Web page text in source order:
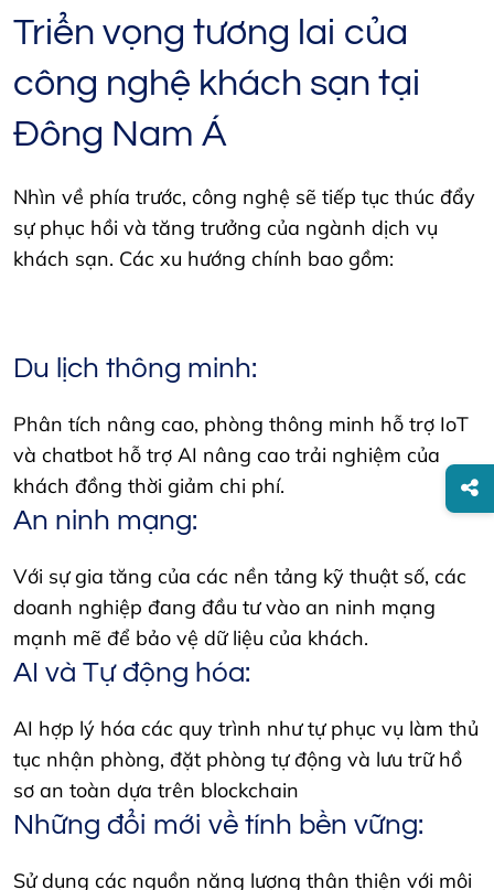
Triển vọng tương lai của
công nghệ khách sạn tại
Đông Nam Á
Nhìn về phía trước, công nghệ sẽ tiếp tục thúc đẩy
sự phục hồi và tăng trưởng của ngành dịch vụ
khách sạn. Các xu hướng chính bao gồm:
Du lịch thông minh:
Phân tích nâng cao, phòng thông minh hỗ trợ IoT
và chatbot hỗ trợ AI nâng cao trải nghiệm của
khách đồng thời giảm chi phí.
An ninh mạng:
Với sự gia tăng của các nền tảng kỹ thuật số, các
doanh nghiệp đang đầu tư vào an ninh mạng
mạnh mẽ để bảo vệ dữ liệu của khách.
AI và Tự động hóa:
AI hợp lý hóa các quy trình như tự phục vụ làm thủ
tục nhận phòng, đặt phòng tự động và lưu trữ hồ
sơ an toàn dựa trên blockchain
Những đổi mới về tính bền vững:
Sử dụng các nguồn năng lượng thân thiện với môi